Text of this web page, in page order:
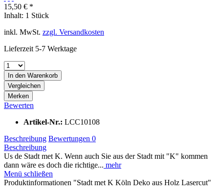
15,50 € *
Inhalt: 1 Stück
inkl. MwSt. zzgl. Versandkosten
Lieferzeit 5-7 Werktage
In den Warenkorb
Vergleichen
Merken
Bewerten
Artikel-Nr.: LCC10108
Beschreibung Bewertungen 0
Beschreibung
Us de Stadt met K. Wenn auch Sie aus der Stadt mit "K" kommen
dann wäre es doch die richtige... mehr
Menü schließen
Produktinformationen "Stadt met K Köln Deko aus Holz Lasercut"